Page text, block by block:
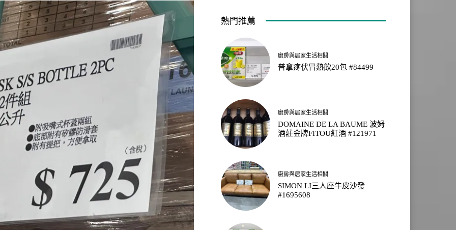
熱門推薦
廚房與居家生活相關
普拿疼伏冒熱飲20包 #84499
廚房與居家生活相關
DOMAINE DE LA BAUME 波姆
酒莊金牌FITOU紅酒 #121971
廚房與居家生活相關
SIMON LI三人座牛皮沙發
#1695608